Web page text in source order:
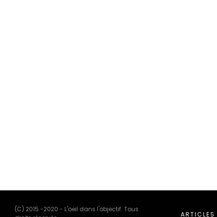
(C) 2015 -2020 - L'oeil dans l'objectif. Tous
ARTICLES